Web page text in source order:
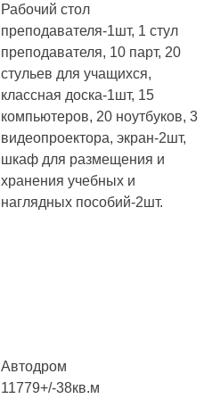
Рабочий стол
преподавателя-1шт, 1 стул
преподавателя, 10 парт, 20
стульев для учащихся,
классная доска-1шт, 15
компьютеров, 20 ноутбуков, 3
видеопроектора, экран-2шт,
шкаф для размещения и
хранения учебных и
наглядных пособий-2шт.
Автодром
11779+/-38кв.м